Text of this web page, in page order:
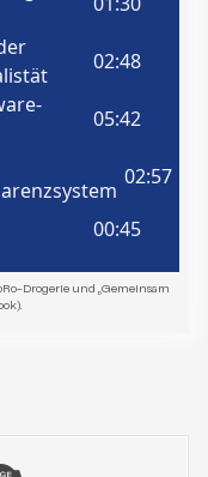
Drogerie und „Gemeinsam